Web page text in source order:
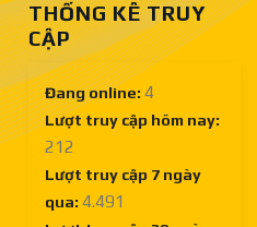
THỐNG KÊ TRUY
CẬP
Đang online: 4
Lượt truy cập hôm nay:
212
Lượt truy cập 7 ngày
qua: 4.491